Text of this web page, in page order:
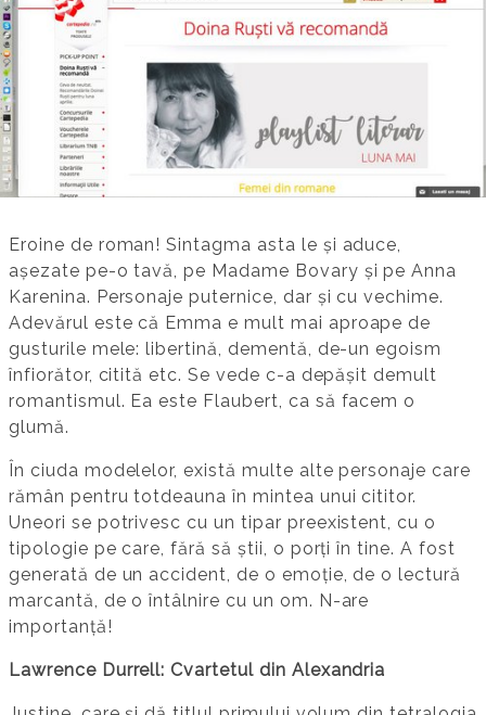
Eroine de roman! Sintagma asta le și aduce,
așezate pe-o tavă, pe Madame Bovary și pe Anna
Karenina. Personaje puternice, dar și cu vechime.
Adevărul este că Emma e mult mai aproape de
gusturile mele: libertină, dementă, de-un egoism
înfiorător, citită etc. Se vede c-a depășit demult
romantismul. Ea este Flaubert, ca să facem o
glumă.
În ciuda modelelor, există multe alte personaje care
rămân pentru totdeauna în mintea unui cititor.
Uneori se potrivesc cu un tipar preexistent, cu o
tipologie pe care, fără să știi, o porți în tine. A fost
generată de un accident, de o emoție, de o lectură
marcantă, de o întâlnire cu un om. N-are
importanță!
Lawrence Durrell: Cvartetul din Alexandria